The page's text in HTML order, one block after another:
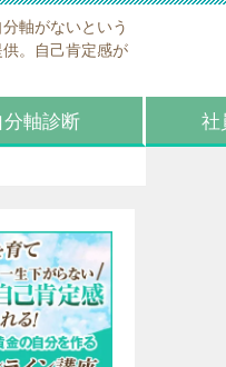
軸がないという
。自己肯定感が
分軸診断 社